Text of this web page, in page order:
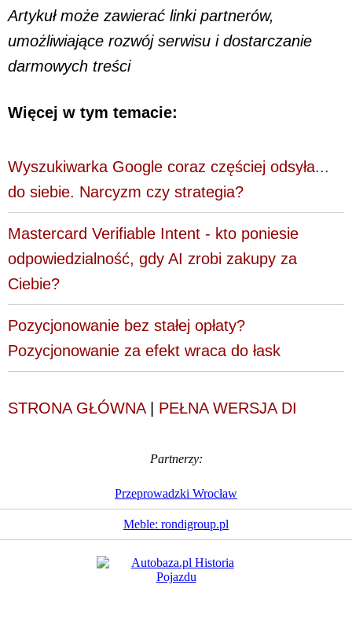
Artykuł może zawierać linki partnerów,
umożliwiające rozwój serwisu i dostarczanie
darmowych treści
Więcej w tym temacie:
Wyszukiwarka Google coraz częściej odsyła...
do siebie. Narcyzm czy strategia?
Mastercard Verifiable Intent - kto poniesie
odpowiedzialność, gdy AI zrobi zakupy za
Ciebie?
Pozycjonowanie bez stałej opłaty?
Pozycjonowanie za efekt wraca do łask
STRONA GŁÓWNA| PEŁNA WERSJA DI
Partnerzy:
Przeprowadzki Wrocław
Meble: rondigroup.pl